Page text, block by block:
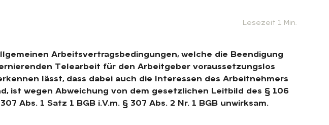
Lesezeit 1 Min.
Arbeitsvertragsbedingungen, welche die Beendigung
Telearbeit für den Arbeitgeber voraussetzungslos
lässt, dass dabei auch die Interessen des Arbeitnehmers
ist wegen Abweichung von dem gesetzlichen Leitbild des § 106
Abs. 1 Satz 1 BGB i.V.m. § 307 Abs. 2 Nr. 1 BGB unwirksam.